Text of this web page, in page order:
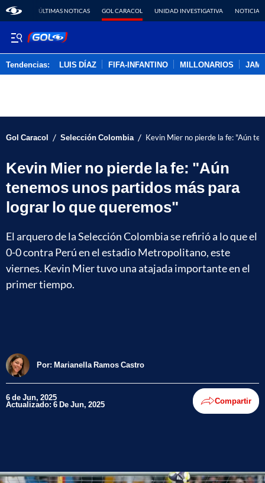
ÚLTIMAS NOTICAS GOL CARACOL UNIDAD INVESTIGATIVA NOTICIAS
Tendencias: LUIS DÍAZ FIFA-INFANTINO MILLONARIOS
Gol Caracol / Selección Colombia / Kevin Mier no pierde la fe: "Aún
Kevin Mier no pierde la fe: "Aún
tenemos unos partidos más para
lograr lo que queremos"
El arquero de la Selección Colombia se refirió a lo que el
0-0 contra Perú en el estadio Metropolitano, este
viernes. Kevin Mier tuvo una atajada importante en el
primer tiempo.
Por: Marianella Ramos Castro
6 de Jun, 2025
Actualizado: 6 De Jun, 2025 Compartir